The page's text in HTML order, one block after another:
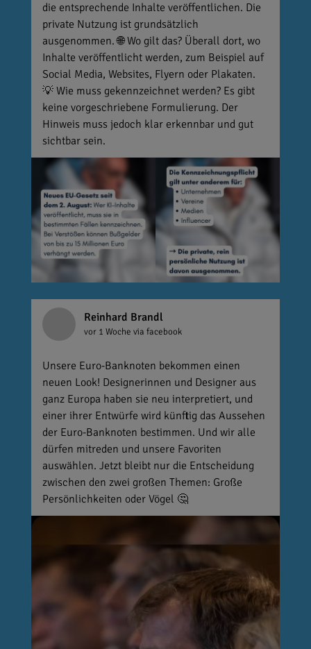
die entsprechende Inhalte veröffentlichen. Die
private Nutzung ist grundsätzlich
ausgenommen. 🌐 Wo gilt das? Überall dort, wo
Inhalte veröffentlicht werden, zum Beispiel auf
Social Media, Websites, Flyern oder Plakaten.
💡 Wie muss gekennzeichnet werden? Es gibt
keine vorgeschriebene Formulierung. Der
Hinweis muss jedoch klar erkennbar und gut
sichtbar sein.
Reinhard Brandl
vor 1 Woche via facebook
Unsere Euro-Banknoten bekommen einen
neuen Look! Designerinnen und Designer aus
ganz Europa haben sie neu interpretiert, und
einer ihrer Entwürfe wird künftig das Aussehen
der Euro-Banknoten bestimmen. Und wir alle
dürfen mitreden und unsere Favoriten
auswählen. Jetzt bleibt nur die Entscheidung
zwischen den zwei großen Themen: Große
Persönlichkeiten oder Vögel 🤔